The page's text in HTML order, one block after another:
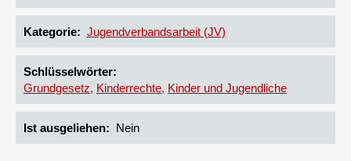
Kategorie Jugendverbandsarbeit (JV)
Schlüsselwörter
Grundgesetz Kinderrechte Kinder und Jugendliche
Ist ausgeliehen Nein